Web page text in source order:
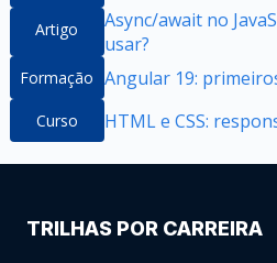
Artigo
Async/await no
usar?
Formação Angular 19:
Curso HTML e CSS:
TRILHAS POR CARREIRA